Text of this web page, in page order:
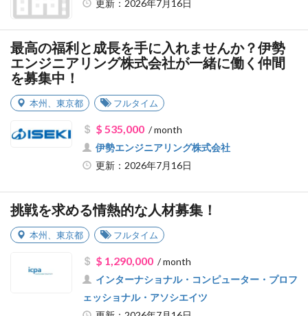
更新：2026年7月16日
最高の福利と成長を手に入れませんか？伊勢
エンジニアリング株式会社が一緒に働く仲間
を募集中！
本州 東京都 フルタイム
$ 535,000/ month
伊勢エンジニアリング株式会社
更新：2026年7月16日
挑戦を求める情熱的な人材募集！
本州 東京都 フルタイム
$ 1,290,000/ month
インターナショナル・コンピューター・プロフ
ェッショナル・アソシエイツ